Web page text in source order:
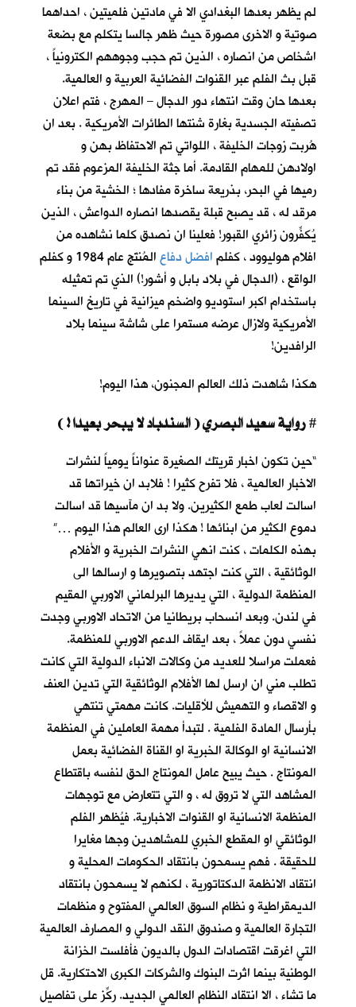
لم يظهر بعدها البغدادي الا في مادتين فلميتين ، احداهما
صوتية و الاخرى مصورة حيث ظهر جالسا يتكلم مع بضعة
اشخاص من انصاره ، الذين تم حجب وجوههم الكترونياً ،
قبل بث الفلم عبر القنوات الفضائية العربية و العالمية.
بعدها حان وقت انتهاء دور الدجال – المهرج ، فتم اعلان
تصفيته الجسدية بغارة شنتها الطائرات الأمريكية . بعد ان
هُربت زوجات الخليفة ، اللواتي تم الاحتفاظ بهن و
اولادهن للمهام القادمة. أما جثة الخليفة المزعوم فقد تم
رميها في البحر، بذريعة ساخرة مفادها ؛ الخشية من بناء
مرقد له ، قد يصبح قبلة يقصدها انصاره الدواعش ، الذين
يُكفِّرون زائري القبور! فعلينا ان نصدق كلما نشاهده من
افلام هوليوود ، كفلمافضل دفاع
المُنتَج عام 1984 و كفلم
الواقع ، (الدجال في بلاد بابل و أشور!) الذي تم تمثيله
باستخدام اكبر استوديو واضخم ميزانية في تاريخ السينما
الأمريكية ولازال عرضه مستمرا على شاشة سينما بلاد
الرافدين!
هكذا شاهدت ذلك العالم المجنون، هذا اليوم!
#
“حين تكون اخبار قريتك الصغيرة عنواناً يومياً لنشرات
الاخبار العالمية ، فلا تفرح كثيرا ! فلابد ان خيراتها قد
اسالت لعاب طمع الكثيرين. ولا بد ان مآسيها قد اسالت
دموع الكثير من ابنائها ! هكذا ارى العالم هذا اليوم …”
بهذه الكلمات ، كنت انهي النشرات الخبرية و الأفلام
الوثائقية ، التي كنت اجتهد بتصويرها و ارسالها الى
المنظمة الدولية ، التي يديرها البرلماني الاوربي المقيم
في لندن. وبعد انسحاب بريطانيا من الاتحاد الاوربي وجدت
نفسي دون عملاً ، بعد ايقاف الدعم الاوربي للمنظمة.
فعملت مراسلا للعديد من وكالات الانباء الدولية التي كانت
تطلب مني ان ارسل لها الأفلام الوثائقية التي تدين العنف
و الاقصاء و التهميش للأقليات. كانت مهمتي تنتهي
بأرسال المادة الفلمية . لتبدأ مهمة العاملين في المنظمة
الانسانية او الوكالة الخبرية او القناة الفضائية بعمل
المونتاج . حيث يبيح عامل المونتاج الحق لنفسه باقتطاع
المشاهد التي لا تروق له ، و التي تتعارض مع توجهات
المنظمة الانسانية او القنوات الاخبارية. فيُظهر الفلم
الوثائقي او المقطع الخبري للمشاهدين وجها مغايرا
للحقيقة . فهم يسمحون بانتقاد الحكومات المحلية و
انتقاد الانظمة الدكتاتورية ، لكنهم لا يسمحون بانتقاد
الديمقراطية و نظام السوق العالمي المفتوح و منظمات
التجارة العالمية و صندوق النقد الدولي و المصارف العالمية
التي اغرقت اقتصادات الدول بالديون فأفلست الخزانة
الوطنية بينما اثرت البنوك والشركات الكبرى الاحتكارية. قل
ما تشاء ، الا انتقاد النظام العالمي الجديد. ركِّز على تفاصيل